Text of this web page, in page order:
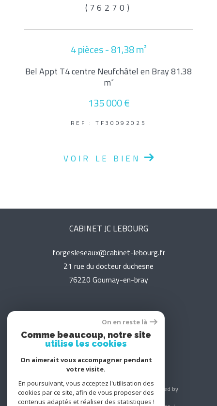
(76270)
4 pièces - 81,38 m²
Bel Appt T4 centre Neufchâtel en Bray 81.38
m²
135 000 €
REF : TF30092025
VOIR LE BIEN
CABINET JC LEBOURG
forgesleseaux@cabinet-lebourg.fr
21 rue du docteur duchesne
76220
gournay-en-bray
Adhérents
© 2026 | Tous droits réservés | Traduction powered by
Google |
On en reste là
Comme beaucoup, notre site
utilise les cookies
On aimerait vous accompagner pendant
votre visite.
En poursuivant, vous acceptez l'utilisation des
cookies par ce site, afin de vous proposer des
contenus adaptés et réaliser des statistiques !